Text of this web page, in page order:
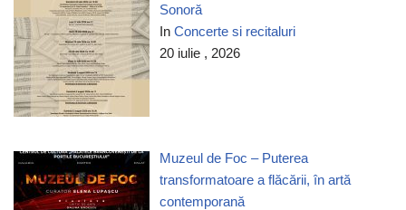
Sonoră
InConcerte si recitaluri
20 iulie , 2026
Muzeul de Foc – Puterea
transformatoare a flăcării, în artă
contemporană